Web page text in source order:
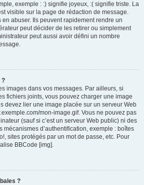
exemple : :) signifie joyeux, :( signifie triste. La
visible sur la page de rédaction de message.
en abuser. Ils peuvent rapidement rendre un
peut décider de les retirer ou simplement
peut aussi avoir défini un nombre
?
images dans vos messages. Par ailleurs, si
fichiers joints, vous pouvez charger une image
devez lier une image placée sur un serveur Web
mon-image.gif. Vous ne pouvez pas
(sauf si c’est un serveur Web public) ni des
mécanismes d’authentification, exemple : boîtes
sites protégés par un mot de passe, etc. Pour
BBCode [img].
?